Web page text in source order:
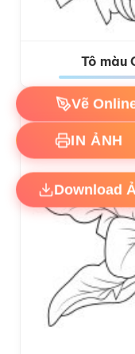
Tô màu
Vẽ
IN ẢNH
Download